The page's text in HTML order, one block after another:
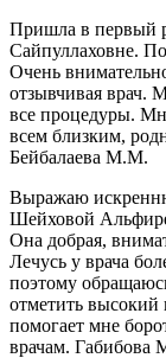
Пришла в первый
Сайпуллаховне.
Очень
отзывчивая врач.
все процедуры.
всем близким,
Бейбалаева М.М.
Выражаю
Шейховой
Она добрая,
Лечусь у врача
поэтому
отметить высокий
помогает мне
врачам. Габибова